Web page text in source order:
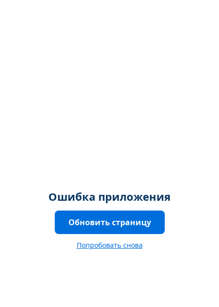
Ошибка приложения
Обновить страницу
Попробовать снова